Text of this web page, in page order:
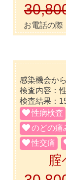
お電話の際
感染機会か
検査内容：
検査結果：
性病検査
のどの痛
性交痛
腟